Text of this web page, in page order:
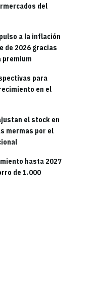
del
a la inflación
de 2026 gracias
premium
para
en el
el stock en
mermas por el
hasta 2027
de 1.000